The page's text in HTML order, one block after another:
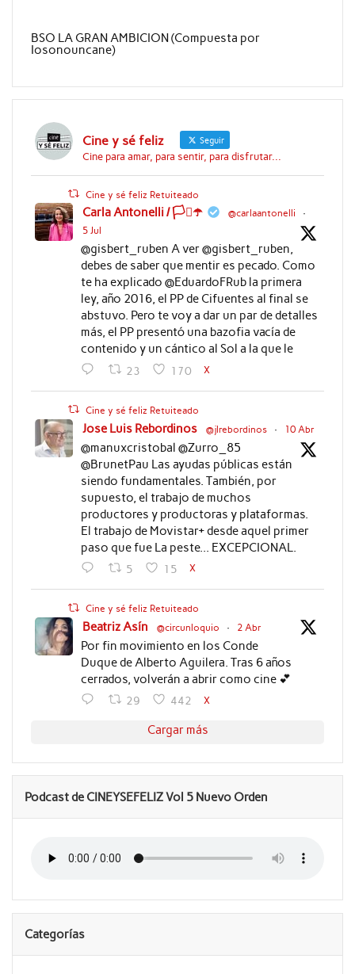
BSO LA GRAN AMBICION (Compuesta por
Iosonouncane)
Cine y sé feliz Seguir
Cine para amar, para sentir, para disfrutar...
Cine y sé feliz Retuiteado
Carla Antonelli / 🏳️‍⚧️☂️ @carlaantonelli
·
5 Jul
@gisbert_ruben A ver @gisbert_ruben,
debes de saber que mentir es pecado. Como
te ha explicado @EduardoFRub la primera
ley, año 2016, el PP de Cifuentes al final se
abstuvo. Pero te voy a dar un par de detalles
más, el PP presentó una bazofia vacía de
contenido y un cántico al Sol a la que le
23 170 X
Cine y sé feliz Retuiteado
Jose Luis Rebordinos @jlrebordinos · 10 Abr
@manuxcristobal @Zurro_85
@BrunetPau Las ayudas públicas están
siendo fundamentales. También, por
supuesto, el trabajo de muchos
productores y productoras y plataformas.
El trabajo de Movistar+ desde aquel primer
paso que fue La peste... EXCEPCIONAL.
5 15 X
Cine y sé feliz Retuiteado
Beatriz Asín @circunloquio · 2 Abr
Por fin movimiento en los Conde
Duque de Alberto Aguilera. Tras 6 años
cerrados, volverán a abrir como cine 💕
29 442 X
Cargar más
Podcast de CINEYSEFELIZ Vol 5 Nuevo Orden
Categorías